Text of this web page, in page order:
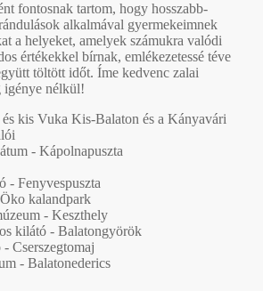
fontosnak tartom, hogy hosszabb-
alkalmával gyermekeimnek
a helyeket, amelyek számukra valódi
értékekkel bírnak, emlékezetessé téve
töltött időt. Íme kedvenc zalai
igénye nélkül!
kis Vuka Kis-Balaton és a Kányavári
- Kápolnapuszta
- Fenyvespuszta
kalandpark
- Keszthely
kilátó - Balatongyörök
Cserszegtomaj
- Balatonederics